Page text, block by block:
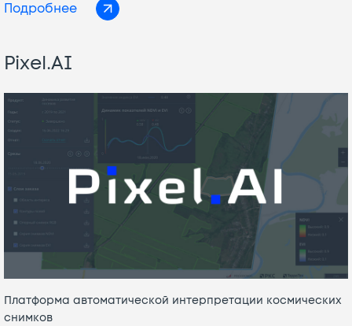
Подробнее
Pixel.AI
Платформа автоматической интерпретации космических
снимков